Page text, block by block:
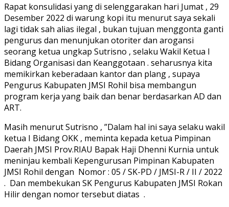
Rapat konsulidasi yang di selenggarakan hari Jumat , 29
Desember 2022 di warung kopi itu menurut saya sekali
lagi tidak sah alias ilegal , bukan tujuan menggonta ganti
pengurus dan menunjukan otoriter dan arogansi
seorang ketua ungkap Sutrisno , selaku Wakil Ketua I
Bidang Organisasi dan Keanggotaan . seharusnya kita
memikirkan keberadaan kantor dan plang , supaya
Pengurus Kabupaten JMSI Rohil bisa membangun
program kerja yang baik dan benar berdasarkan AD dan
ART.
Masih menurut Sutrisno , ”Dalam hal ini saya selaku wakil
ketua I Bidang OKK , meminta kepada ketua Pimpinan
Daerah JMSI Prov.RIAU Bapak Haji Dhenni Kurnia untuk
meninjau kembali Kepengurusan Pimpinan Kabupaten
JMSI Rohil dengan Nomor : 05 / SK-PD / JMSI-R / II / 2022
. Dan membekukan SK Pengurus Kabupaten JMSI Rokan
Hilir dengan nomor tersebut diatas .